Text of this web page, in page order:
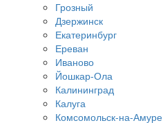
Грозный
Дзержинск
Екатеринбург
Ереван
Иваново
Йошкар-Ола
Калининград
Калуга
Комсомольск-на-Амуре